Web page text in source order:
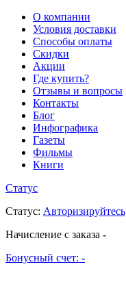
О компании
Условия доставки
Способы оплаты
Скидки
Акции
Где купить?
Отзывы и вопросы
Контакты
Блог
Инфографика
Газеты
Фильмы
Книги
Статус
Статус: Авторизируйтесь
Начисление с заказа -
Бонусный счет: -